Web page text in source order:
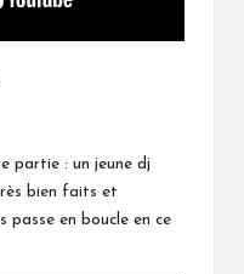
partie : un jeune dj
bien faits et
passe en boucle en ce